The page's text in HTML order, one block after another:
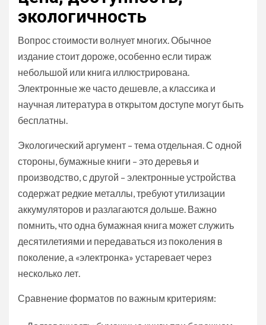
экологичность
Вопрос стоимости волнует многих. Обычное
издание стоит дороже, особенно если тираж
небольшой или книга иллюстрирована.
Электронные же часто дешевле, а классика и
научная литература в открытом доступе могут быть
бесплатны.
Экологический аргумент – тема отдельная. С одной
стороны, бумажные книги – это деревья и
производство, с другой – электронные устройства
содержат редкие металлы, требуют утилизации
аккумуляторов и разлагаются дольше. Важно
помнить, что одна бумажная книга может служить
десятилетиями и передаваться из поколения в
поколение, а «электронка» устаревает через
несколько лет.
Сравнение форматов по важным критериям: